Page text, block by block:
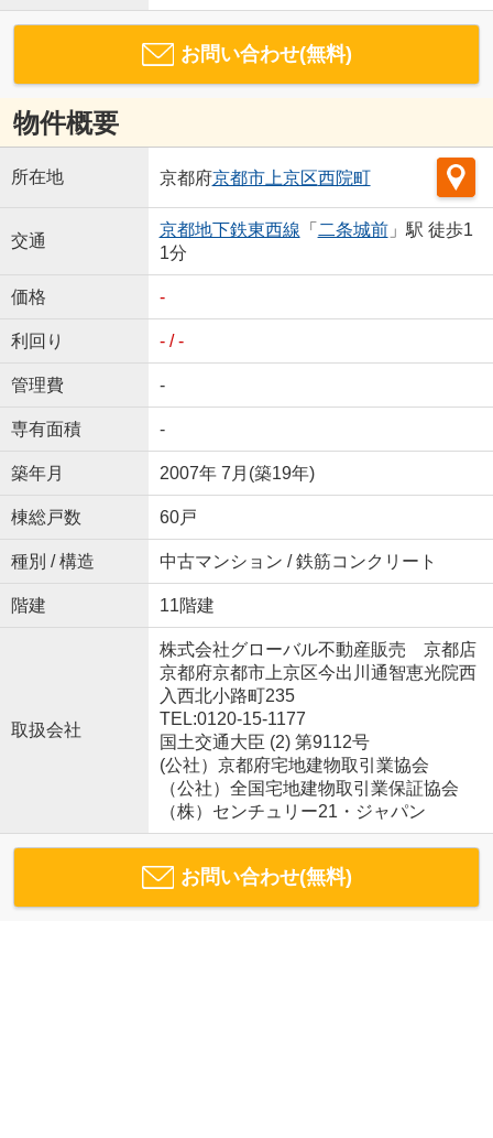
お問い合わせ(無料)
物件概要
所在地 京都府京都市上京区西院町
交通
京都地下鉄東西線 「 二条城前」駅 徒歩1
1分
価格 -
利回り - / -
管理費 -
専有面積 -
築年月 2007年 7月(築19年)
棟総戸数 60戸
種別 / 構造 中古マンション / 鉄筋コンクリート
階建 11階建
取扱会社
株式会社グローバル不動産販売 京都店
京都府京都市上京区今出川通智恵光院西
入西北小路町235
TEL:0120-15-1177
国土交通大臣 (2) 第9112号
(公社）京都府宅地建物取引業協会
（公社）全国宅地建物取引業保証協会
（株）センチュリー21・ジャパン
お問い合わせ(無料)